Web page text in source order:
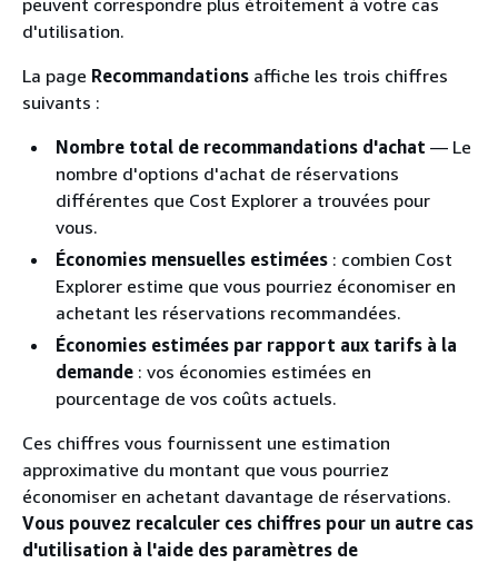
d'utilisation.
La page Recommandations affiche les trois chiffres
suivants :
Nombre total de recommandations d'achat — Le
nombre d'options d'achat de réservations
différentes que Cost Explorer a trouvées pour
vous.
Économies mensuelles estimées : combien Cost
Explorer estime que vous pourriez économiser en
achetant les réservations recommandées.
Économies estimées par rapport aux tarifs à la
demande : vos économies estimées en
pourcentage de vos coûts actuels.
Ces chiffres vous fournissent une estimation
approximative du montant que vous pourriez
économiser en achetant davantage de réservations.
Vous pouvez recalculer ces chiffres pour un autre cas
d'utilisation à l'aide des paramètres de